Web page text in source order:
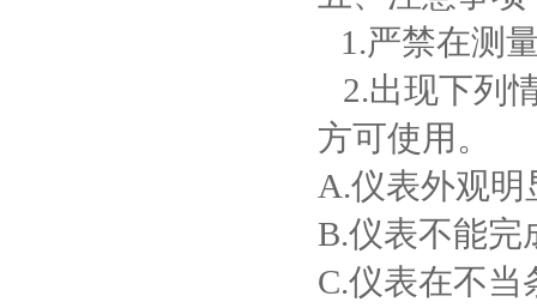
1.严禁在测
2.出现下列
方可使用。
A.仪表外观明
B.仪表不能完
C.仪表在不当